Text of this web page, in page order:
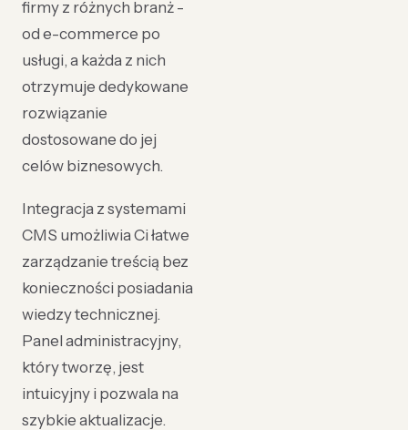
firmy z różnych branż -
od e-commerce po
usługi, a każda z nich
otrzymuje dedykowane
rozwiązanie
dostosowane do jej
celów biznesowych.
Integracja z systemami
CMS umożliwia Ci łatwe
zarządzanie treścią bez
konieczności posiadania
wiedzy technicznej.
Panel administracyjny,
który tworzę, jest
intuicyjny i pozwala na
szybkie aktualizacje.